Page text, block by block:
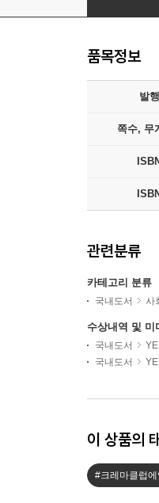
품목정보
발
쪽수, 무
관련분류
카테고리 분류
국내도서 사
수상내역 및 미
국내도서
국내도서
이 상품의
#크레마클럽에